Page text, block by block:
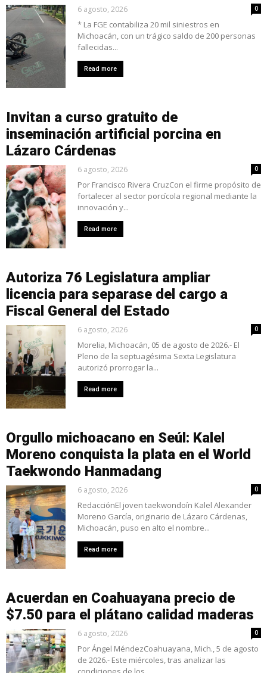
6 agosto, 2026 0
* La FGE contabiliza 20 mil siniestros en
Michoacán, con un trágico saldo de 200 personas
fallecidas...
Read more
Invitan a curso gratuito de
inseminación artificial porcina en
Lázaro Cárdenas
6 agosto, 2026 0
Por Francisco Rivera CruzCon el firme propósito de
fortalecer al sector porcícola regional mediante la
innovación y...
Read more
Autoriza 76 Legislatura ampliar
licencia para separase del cargo a
Fiscal General del Estado
6 agosto, 2026 0
Morelia, Michoacán, 05 de agosto de 2026.- El
Pleno de la septuagésima Sexta Legislatura
autorizó prorrogar la...
Read more
Orgullo michoacano en Seúl: Kalel
Moreno conquista la plata en el World
Taekwondo Hanmadang
6 agosto, 2026 0
RedacciónEl joven taekwondoín Kalel Alexander
Moreno García, originario de Lázaro Cárdenas,
Michoacán, puso en alto el nombre...
Read more
Acuerdan en Coahuayana precio de
$7.50 para el plátano calidad maderas
6 agosto, 2026 0
Por Ángel MéndezCoahuayana, Mich., 5 de agosto
de 2026.- Este miércoles, tras analizar las